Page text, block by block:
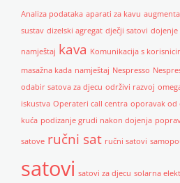
Analiza podataka aparati za kavu
sustav dizelski agregat dječji satovi dojenje
namještaj kava Komunikacija s
masažna kada namještaj Nespresso
odabir satova za djecu održivi razvoj
iskustva Operateri call centra oporavak od
kuća podizanje grudi nakon dojenja
satove ručni sat ručni satovi
satovi satovi za djecu solarna